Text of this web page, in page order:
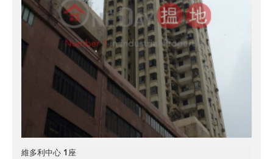
維多利中心 1座